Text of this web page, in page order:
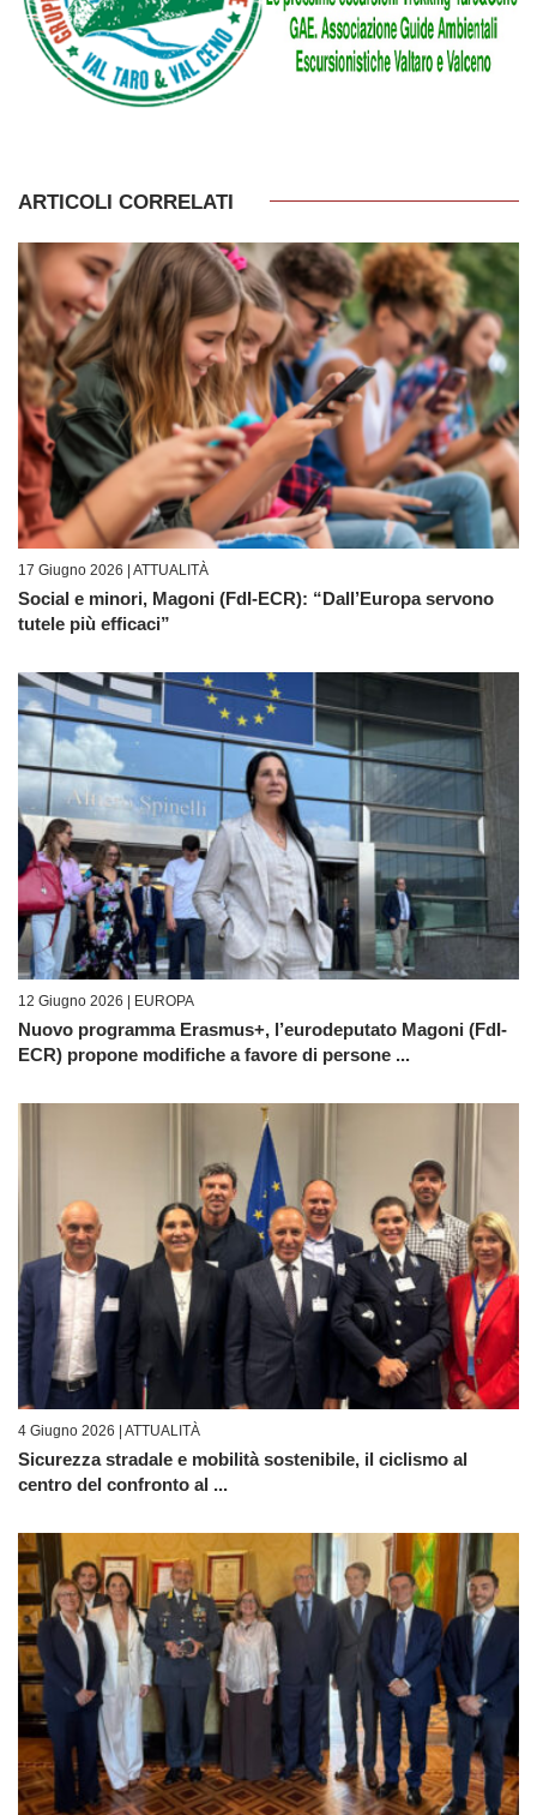
ARTICOLI CORRELATI
17 Giugno 2026 | ATTUALITÀ
Social e minori, Magoni (FdI-ECR): “Dall’Europa servono
tutele più efficaci”
12 Giugno 2026 | EUROPA
Nuovo programma Erasmus+, l’eurodeputato Magoni (FdI-
ECR) propone modifiche a favore di persone ...
4 Giugno 2026 | ATTUALITÀ
Sicurezza stradale e mobilità sostenibile, il ciclismo al
centro del confronto al ...